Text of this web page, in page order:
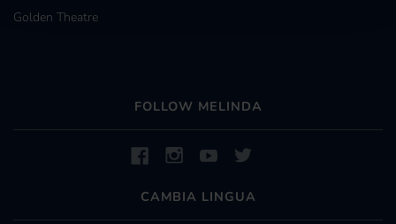
Golden Theatre
FOLLOW MELINDA
CAMBIA LINGUA